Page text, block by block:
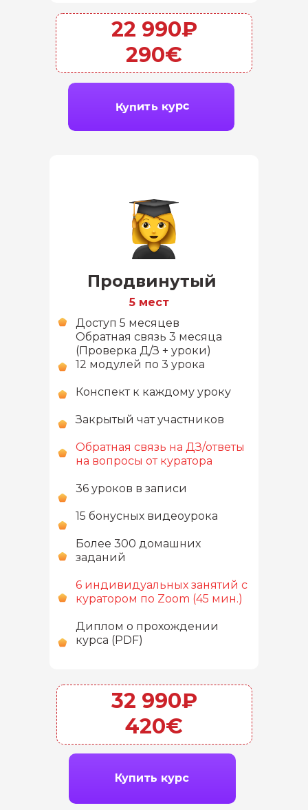
Продвинутый
Купить курс
Доступ 5 месяцев
Обратная связь 3 месяца
(Проверка Д/З + уроки)
12 модулей по 3 урока
Конспект к каждому уроку
Закрытый чат участников
Обратная связь на ДЗ/ответы
на вопросы от куратора
36 уроков в записи
15 бонусных видеоурока
Более 300 домашних
заданий
6 индивидуальных занятий с
куратором по Zoom (45 мин.)
Диплом о прохождении
курса (PDF)
5 мест
32 990₽
420€
Купить курс
22 990₽
290€